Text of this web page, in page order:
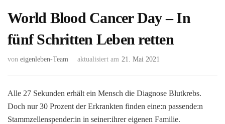
World Blood Cancer Day – In
fünf Schritten Leben retten
von eigenleben-Team aktualisiert am 21. Mai 2021
Alle 27 Sekunden erhält ein Mensch die Diagnose Blutkrebs.
Doch nur 30 Prozent der Erkrankten finden eine:n passende:n
Stammzellenspender:in in seiner:ihrer eigenen Familie.